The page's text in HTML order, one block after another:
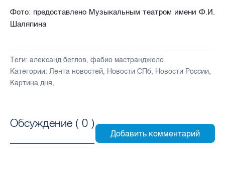
Фото: предоставлено Музыкальным театром имени Ф.И.
Шаляпина
Теги: александ беглов, фабио мастранджело
Категории: Лента новостей, Новости СПб, Новости России,
Картина дня,
Обсуждение ( 0 )